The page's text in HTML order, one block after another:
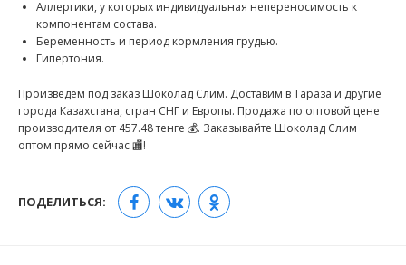
Аллергики, у которых индивидуальная непереносимость к
компонентам состава.
Беременность и период кормления грудью.
Гипертония.
Произведем под заказ Шоколад Слим. Доставим в Тараза и другие
города Казахстана, стран СНГ и Европы. Продажа по оптовой цене
производителя от 457.48 тенге 💰. Заказывайте Шоколад Слим
оптом прямо сейчас 🏬!
ПОДЕЛИТЬСЯ: